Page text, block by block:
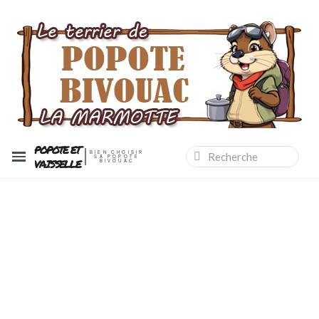
POPOTE ET
VAISSELLE
BIEN CHOISIR
SA POPOTE
BIVOUAC